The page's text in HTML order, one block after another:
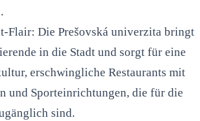
Flair: Die Prešovská univerzita bringt
in die Stadt und sorgt für eine
erschwingliche Restaurants mit
und Sporteinrichtungen, die für die
sind.